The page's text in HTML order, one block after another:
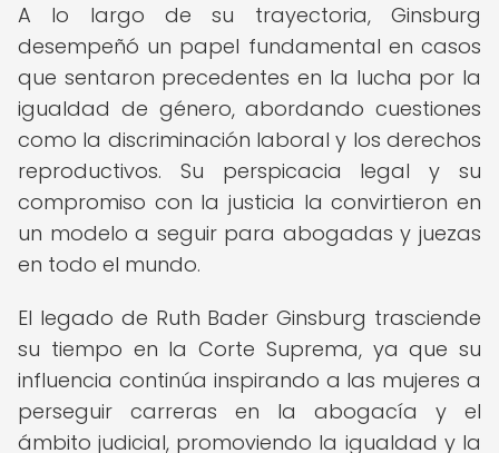
A lo largo de su trayectoria, Ginsburg
desempeñó un papel fundamental en casos
que sentaron precedentes en la lucha por la
igualdad de género, abordando cuestiones
como la discriminación laboral y los derechos
reproductivos. Su perspicacia legal y su
compromiso con la justicia la convirtieron en
un modelo a seguir para abogadas y juezas
en todo el mundo.
El legado de Ruth Bader Ginsburg trasciende
su tiempo en la Corte Suprema, ya que su
influencia continúa inspirando a las mujeres a
perseguir carreras en la abogacía y el
ámbito judicial, promoviendo la igualdad y la